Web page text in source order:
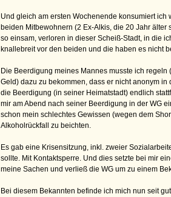
Und gleich am ersten Wochenende konsumiert
beiden Mitbewohnern (2 Ex-Alkis, die 20 Jahr
so einsam, verloren in dieser Scheiß-Stadt, in die
knallebreit vor den beiden und die haben es nicht
Die Beerdigung meines Mannes musste ich
Geld) dazu zu bekommen, dass er nicht anonym
die Beerdigung (in seiner Heimatstadt) endlich
mir am Abend nach seiner Beerdigung in der WG
schon mein schlechtes Gewissen (wegen dem
Alkoholrückfall zu beichten.
Es gab eine Krisensitzung, inkl. zweier
sollte. Mit Kontaktsperre. Und dies setzte bei mir
meine Sachen und verließ die WG um zu einem
Bei diesem Bekannten befinde ich mich nun seit